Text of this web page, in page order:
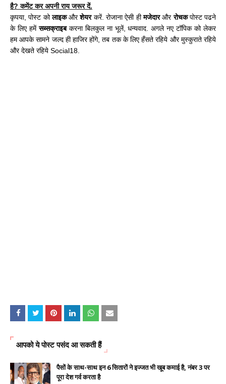
है? कमेंट कर अपनी राय जरूर दें.
कृपया,पोस्ट को लाइक और शेयर करें. रोजाना ऐसी ही मजेदार और रोचक पोस्ट पढने
के लिए हमें सब्सक्राइब करना बिलकुल ना भूलें,धन्यवाद. अगले नए टॉपिक को लेकर
हम आपके सामने जल्द ही हाजिर होंगे, तब तक के लिए हँसते रहिये और मुस्कुराते रहिये
और देखते रहिये Social18.
आपको ये पोस्ट पसंद आ सकती हैं
पैसों के साथ-साथ इन 6 सितारों ने इज्जत भी खूब कमाई है, नंबर 3 पर
पूरा देश गर्व करता है